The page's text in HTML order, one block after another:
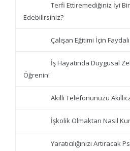
Terfi Ettiremediğiniz İyi Bir
Edebilirsiniz?
Çalışan Eğitimi İçin
İş Hayatında Duygusal
Öğrenin!
Akıllı Telefonunuzu
İşkolik Olmaktan Nasıl
Yaratıcılığınızı